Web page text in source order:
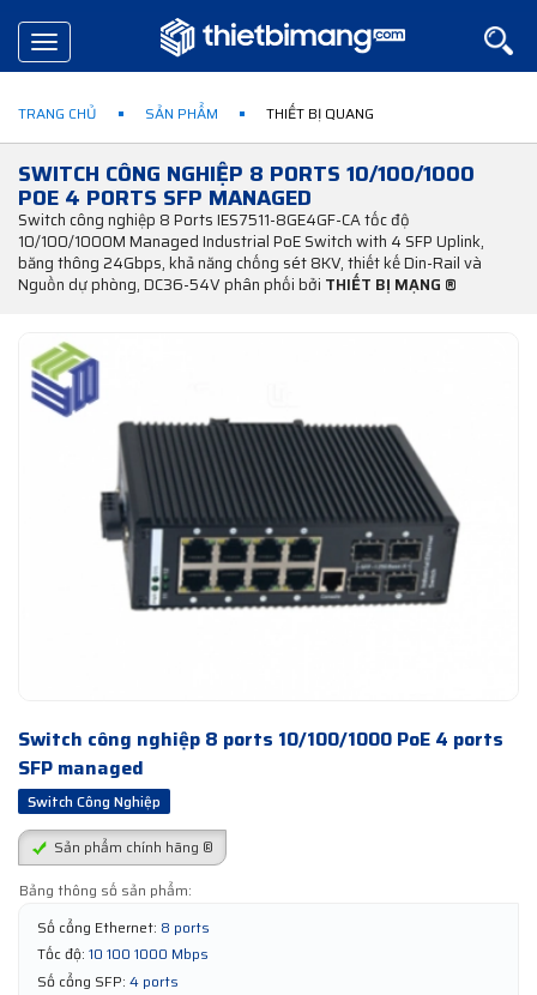
Toggle
navigation
TRANG CHỦ SẢN PHẨM THIẾT BỊ QUANG
SWITCH CÔNG NGHIỆP 8 PORTS 10/100/1000
POE 4 PORTS SFP MANAGED
Switch công nghiệp 8 Ports IES7511-8GE4GF-CA tốc độ
10/100/1000M Managed Industrial PoE Switch with 4 SFP Uplink,
băng thông 24Gbps, khả năng chống sét 8KV, thiết kế Din-Rail và
Nguồn dự phòng, DC36-54V phân phối bởi THIẾT BỊ MẠNG ®
Switch công nghiệp 8 ports 10/100/1000 PoE 4 ports
SFP managed
Switch Công Nghiệp
Sản phẩm chính hãng ®
Bảng thông số sản phẩm:
Số cổng Ethernet: 8 ports
Tốc độ: 10 100 1000 Mbps
Số cổng SFP: 4 ports